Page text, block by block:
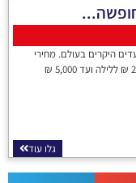
היקרים בעולם. מחירי
המלונות בעיר נעים מ-200 ₪ ללילה ועד 5,000 ₪
גלו עוד